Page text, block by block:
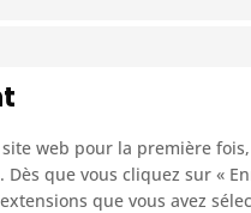
web pour la première
que vous cliquez sur «
que vous avez